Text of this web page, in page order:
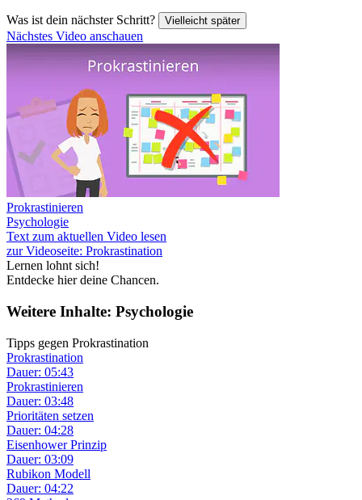
Was ist dein nächster Schritt? Vielleicht später
Nächstes Video anschauen
Prokrastinieren
Psychologie
Text zum aktuellen Video lesen
zur Videoseite: Prokrastination
Lernen lohnt sich!
Entdecke hier deine Chancen.
Weitere Inhalte: Psychologie
Tipps gegen Prokrastination
Prokrastination
Dauer: 05:43
Prokrastinieren
Dauer: 03:48
Prioritäten setzen
Dauer: 04:28
Eisenhower Prinzip
Dauer: 03:09
Rubikon Modell
Dauer: 04:22